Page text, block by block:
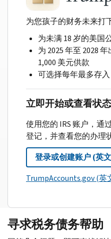
为您孩子的财务未来打
为未满 18 岁的美国
为 2025 年至 2028
1,000 美元供款
可选择每年最多存入
立即开始或查看状态
使用您的 IRS 账户，通
登记，并查看您的办理
登录或创建账户 (英
TrumpAccounts.gov (英
寻求税务债务帮助